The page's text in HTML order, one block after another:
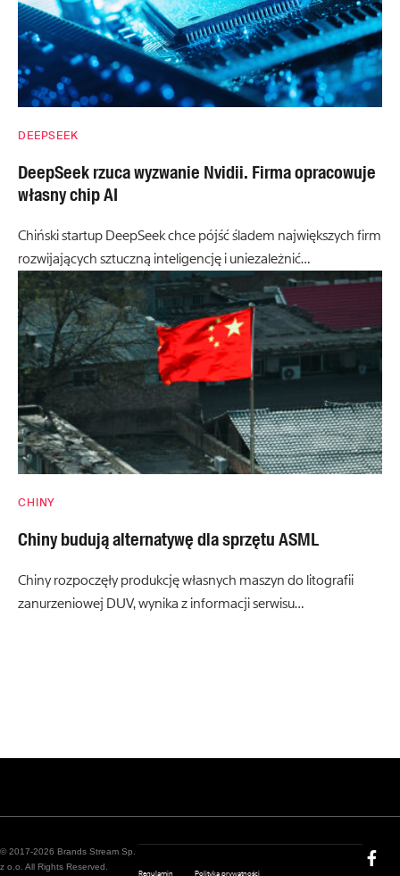
DEEPSEEK
DeepSeek rzuca wyzwanie Nvidii. Firma opracowuje
własny chip AI
Chiński startup DeepSeek chce pójść śladem największych firm
rozwijających sztuczną inteligencję i uniezależnić…
CHINY
Chiny budują alternatywę dla sprzętu ASML
Chiny rozpoczęły produkcję własnych maszyn do litografii
zanurzeniowej DUV, wynika z informacji serwisu…
© 2017-2026 Brands Stream Sp.
z o.o. All Rights Reserved.
Regulamin Polityka prywatności